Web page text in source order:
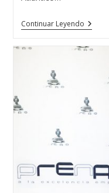
Continuar LeyendoLa
Corona
Miss
Por
Una
T.
De
Joyería